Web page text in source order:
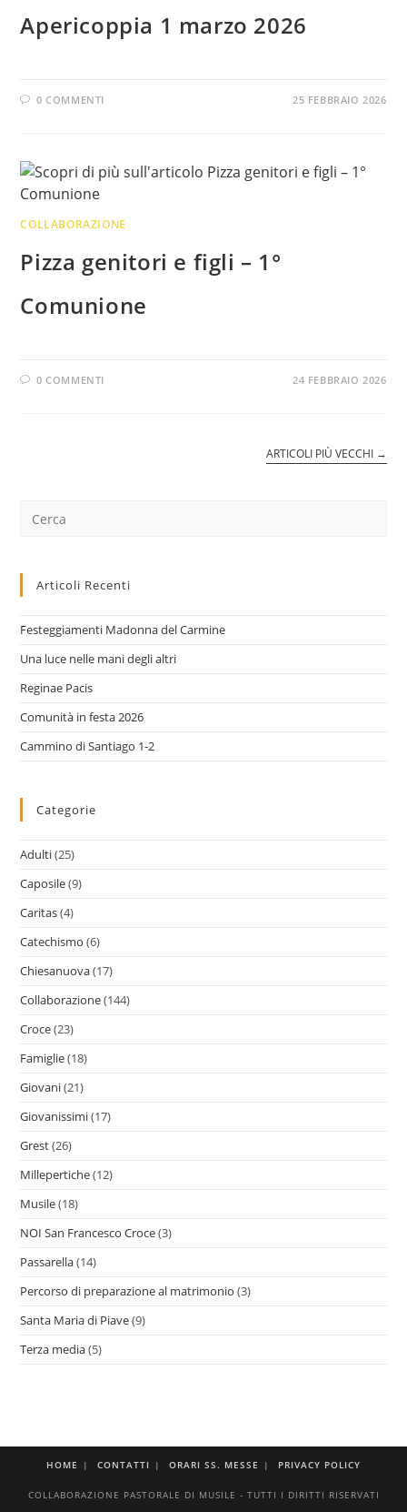
Apericoppia 1 marzo 2026
0 COMMENTI 25 FEBBRAIO 2026
COLLABORAZIONE
Pizza genitori e figli – 1°
Comunione
0 COMMENTI 24 FEBBRAIO 2026
ARTICOLI PIÙ VECCHI →
nel
Articoli Recenti
Festeggiamenti Madonna del Carmine
Una luce nelle mani degli altri
Reginae Pacis
Comunità in festa 2026
Cammino di Santiago 1-2
Categorie
Adulti(25)
Caposile(9)
Caritas(4)
Catechismo (6)
Chiesanuova(17)
Collaborazione(144)
Croce(23)
Famiglie(18)
Giovani(21)
Giovanissimi(17)
Grest(26)
Millepertiche(12)
Musile(18)
NOI San Francesco Croce(3)
Passarella(14)
Percorso di preparazione al matrimonio (3)
Santa Maria di Piave(9)
Terza media(5)
HOME CONTATTI ORARI SS. MESSE PRIVACY POLICY
COLLABORAZIONE PASTORALE DI MUSILE - TUTTI I DIRITTI RISERVATI